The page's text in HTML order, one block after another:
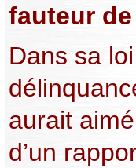
fauteur
Dans sa
aurait
d’un